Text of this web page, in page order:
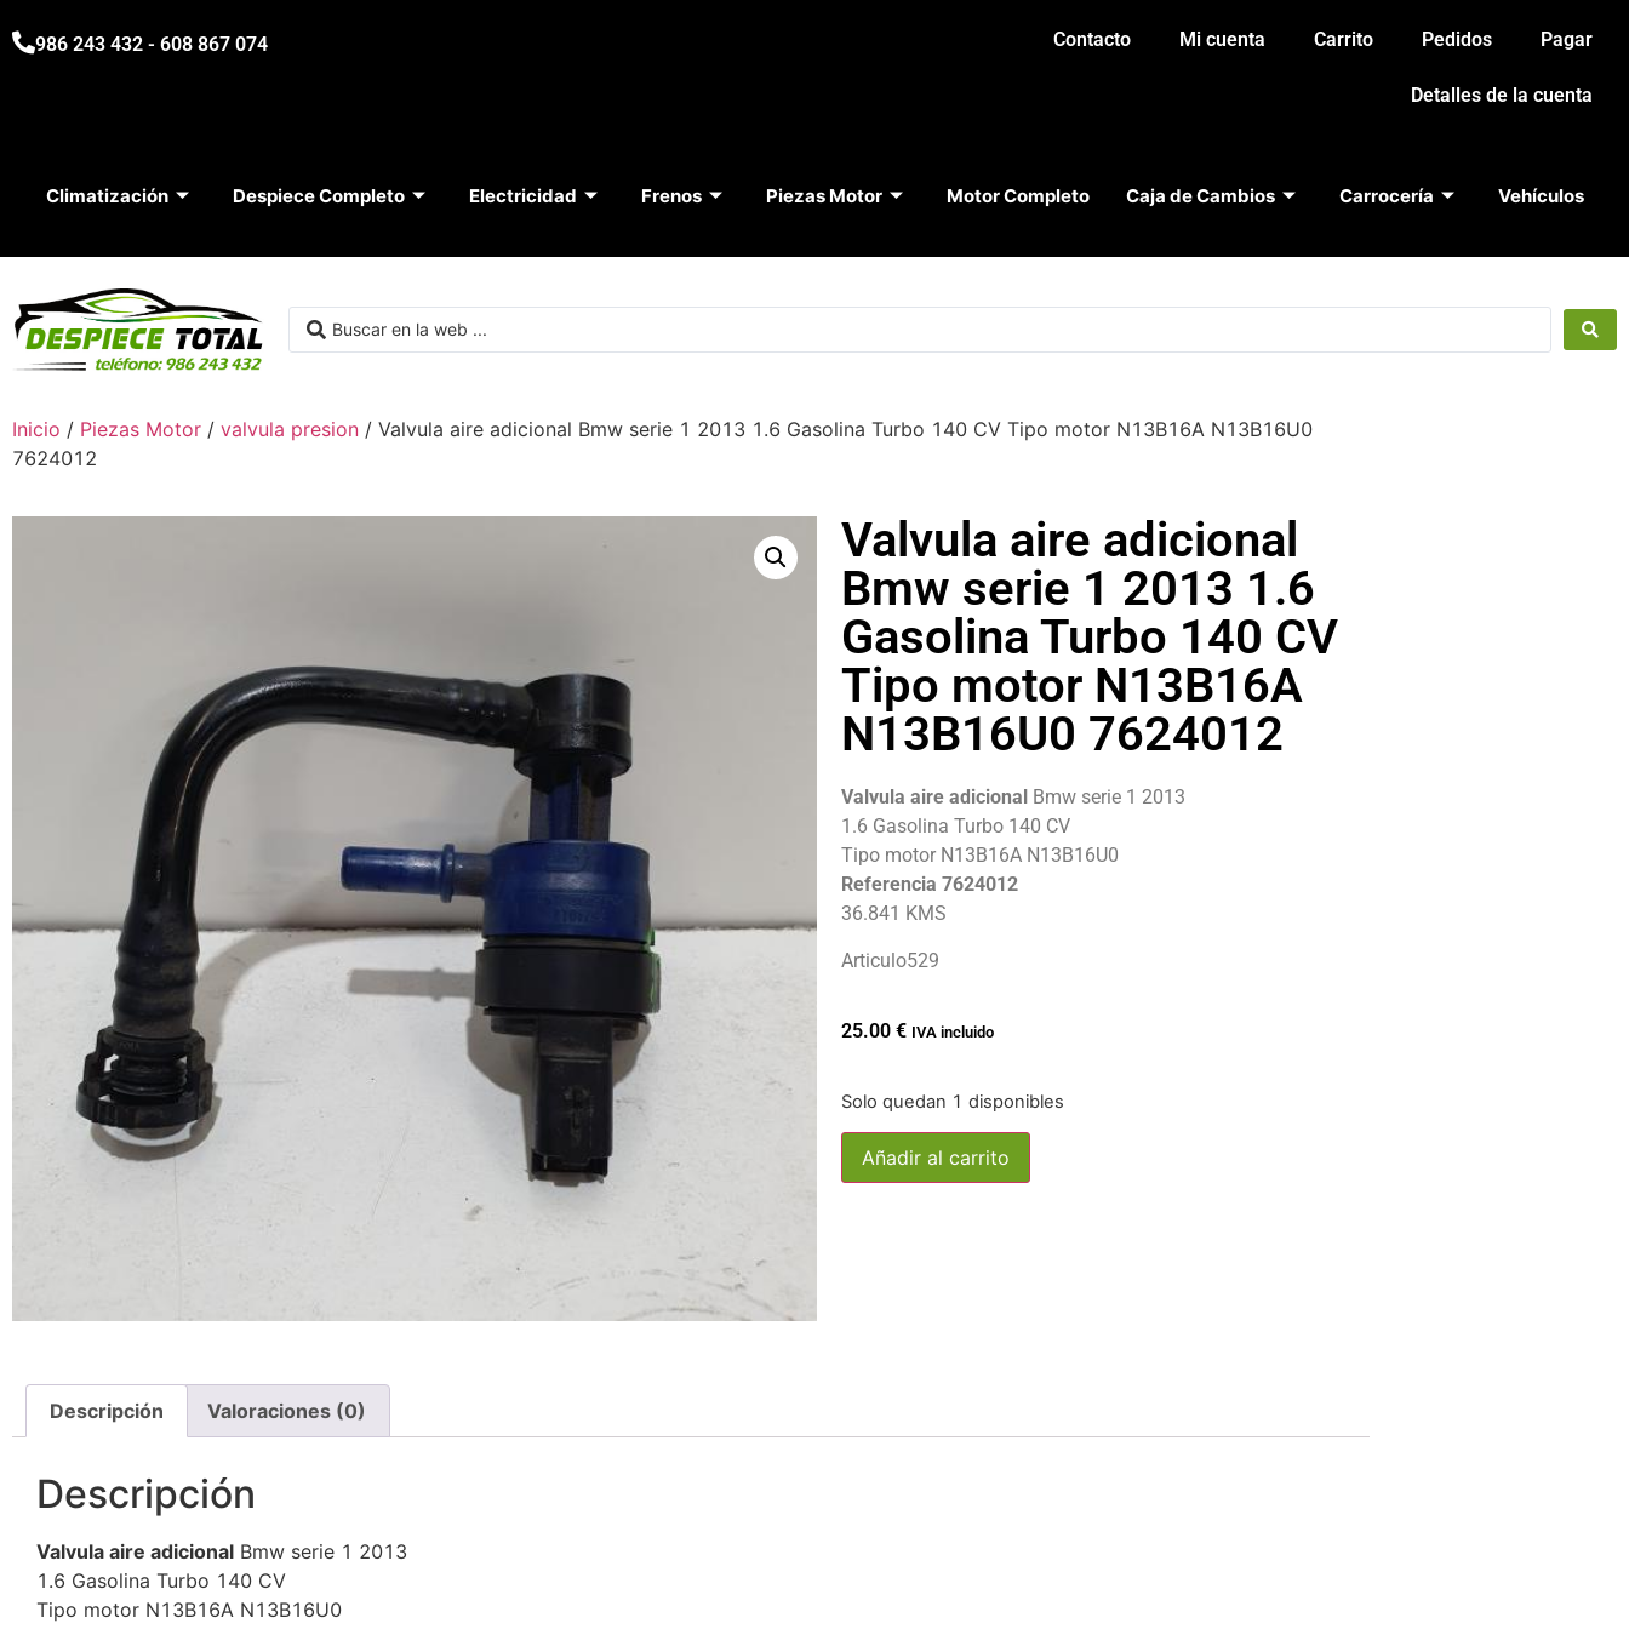
986 243 432 - 608 867 074 Contacto Mi cuenta Carrito Pedidos Pagar
Detalles de la cuenta
Climatización Despiece Completo Electricidad Frenos Piezas Motor Motor Completo Caja de Cambios Carrocería Vehículos
Inicio / Piezas Motor / valvula presion / Valvula aire adicional Bmw serie 1 2013 1.6 Gasolina Turbo 140 CV Tipo motor N13B16A N13B16U0
7624012
Valvula aire adicional
Bmw serie 1 2013 1.6
Gasolina Turbo 140 CV
Tipo motor N13B16A
N13B16U0 7624012
Valvula aire adicional
Bmw serie 1 2013
1.6 Gasolina Turbo 140 CV
Tipo motor N13B16A N13B16U0
Referencia 7624012
36.841 KMS
Articulo529
25.00 € IVA incluido
Solo quedan 1 disponibles
Añadir al carrito
Descripción Valoraciones (0)
Descripción
Valvula aire adicional Bmw serie 1 2013
1.6 Gasolina Turbo 140 CV
Tipo motor N13B16A N13B16U0